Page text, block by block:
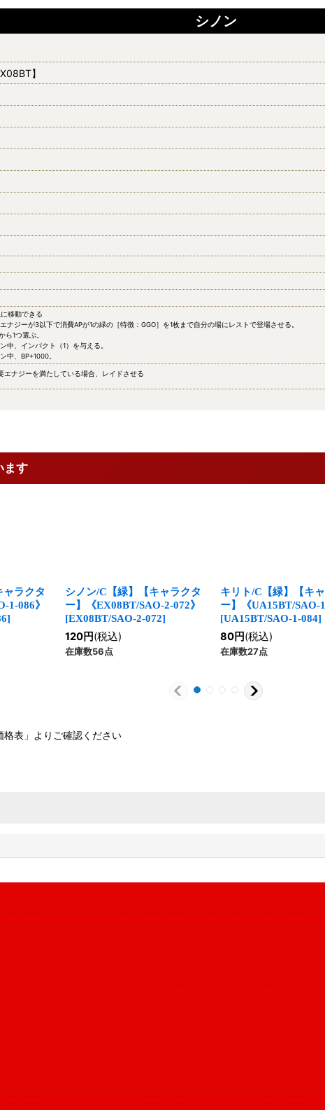
シノン
】
移動できる
ナジーが3以下で消費APが1の緑の［特徴：GGO］を1枚まで自分の場にレストで登場させる。
ら1つ選ぶ。
中、インパクト（1）を与える。
中、BP+1000。
エナジーを満たしている場合、レイドさせる
ます
ャラクタ
1-086》
]
シノン/C【緑】【キャラクタ
ー】《EX08BT/SAO-2-072》
[EX08BT/SAO-2-072]
120円(税込)
在庫数56点
キリト/C【緑】【キ
ー】《UA15BT/SAO-
[UA15BT/SAO-1-084]
80円(税込)
在庫数27点
表」よりご確認ください